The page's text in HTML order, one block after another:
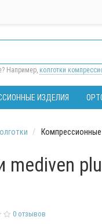
Например, колготки
ИЗДЕЛИЯ
Компрессионные
0 отзывов